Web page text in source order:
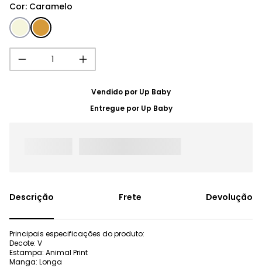
Cor: Caramelo
Vendido por Up Baby
Entregue por Up Baby
Frete Devolução
Principais especificações do produto:
Decote: V
Estampa: Animal Print
Manga: Longa